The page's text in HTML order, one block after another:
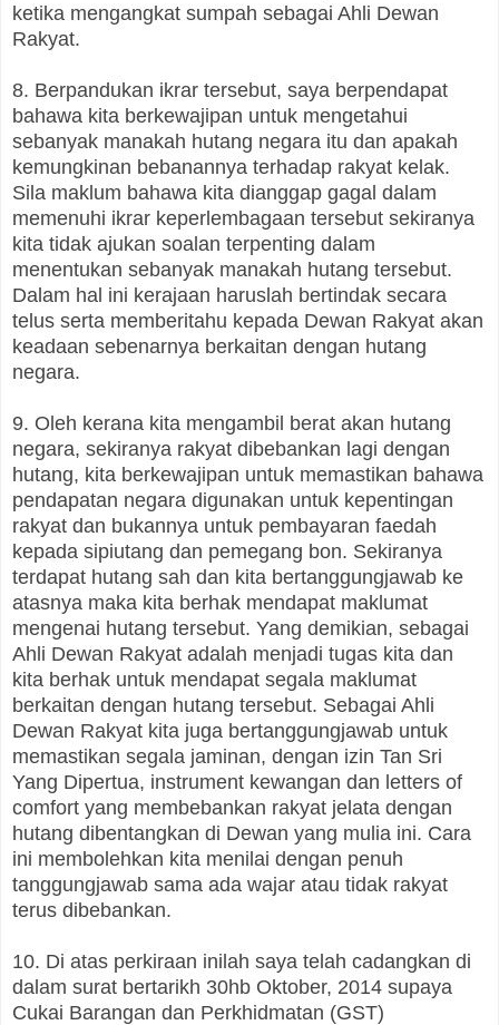
ketika mengangkat sumpah sebagai Ahli Dewan
Rakyat.
8. Berpandukan ikrar tersebut, saya berpendapat
bahawa kita berkewajipan untuk mengetahui
sebanyak manakah hutang negara itu dan apakah
kemungkinan bebanannya terhadap rakyat kelak.
Sila maklum bahawa kita dianggap gagal dalam
memenuhi ikrar keperlembagaan tersebut sekiranya
kita tidak ajukan soalan terpenting dalam
menentukan sebanyak manakah hutang tersebut.
Dalam hal ini kerajaan haruslah bertindak secara
telus serta memberitahu kepada Dewan Rakyat akan
keadaan sebenarnya berkaitan dengan hutang
negara.
9. Oleh kerana kita mengambil berat akan hutang
negara, sekiranya rakyat dibebankan lagi dengan
hutang, kita berkewajipan untuk memastikan bahawa
pendapatan negara digunakan untuk kepentingan
rakyat dan bukannya untuk pembayaran faedah
kepada sipiutang dan pemegang bon. Sekiranya
terdapat hutang sah dan kita bertanggungjawab ke
atasnya maka kita berhak mendapat maklumat
mengenai hutang tersebut. Yang demikian, sebagai
Ahli Dewan Rakyat adalah menjadi tugas kita dan
kita berhak untuk mendapat segala maklumat
berkaitan dengan hutang tersebut. Sebagai Ahli
Dewan Rakyat kita juga bertanggungjawab untuk
memastikan segala jaminan, dengan izin Tan Sri
Yang Dipertua, instrument kewangan dan letters of
comfort yang membebankan rakyat jelata dengan
hutang dibentangkan di Dewan yang mulia ini. Cara
ini membolehkan kita menilai dengan penuh
tanggungjawab sama ada wajar atau tidak rakyat
terus dibebankan.
10. Di atas perkiraan inilah saya telah cadangkan di
dalam surat bertarikh 30hb Oktober, 2014 supaya
Cukai Barangan dan Perkhidmatan (GST)